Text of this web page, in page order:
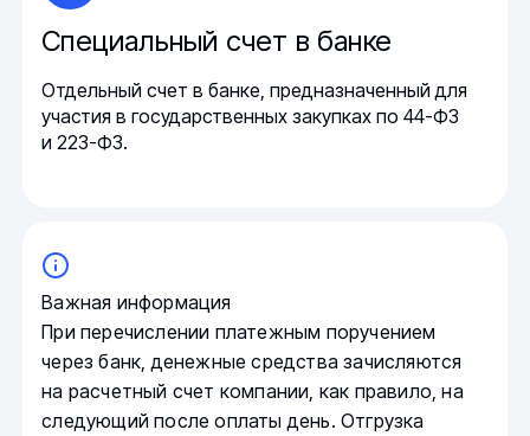
Специальный счет в банке
Отдельный счет в банке, предназначенный для
участия в государственных закупках по 44-ФЗ
и 223-ФЗ.
Важная информация
При перечислении платежным поручением
через банк, денежные средства зачисляются
на расчетный счет компании, как правило, на
следующий после оплаты день. Отгрузка